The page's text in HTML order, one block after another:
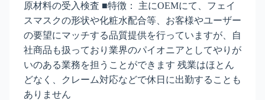
原材料の受入検査 ■特徴： 主にOEMにて、フェイ
スマスクの形状や化粧水配合等、お客様やユーザー
の要望にマッチする品質提供を行っていますが、自
社商品も扱っており業界のパイオニアとしてやりが
いのある業務を担うことができます 残業はほとん
どなく、クレーム対応などで休日に出勤することも
ありません